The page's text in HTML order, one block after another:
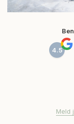
4.5
Meld